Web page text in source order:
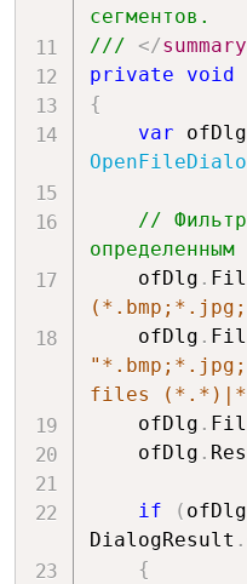
сегментов.
/// </summary
private
void
{
var ofDlg
// Фильтр
определенным
    ofDlg
.
    ofDlg
.
files
    ofDlg
.
    ofDlg
.
if ( ofDlg
DialogResult .
{